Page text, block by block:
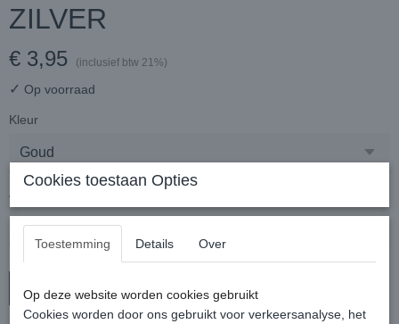
ZILVER
€ 3,95 (inclusief btw 21%)
✓ Op voorraad
Kleur
Aantal
In winkelwagen
Cookies toestaan Opties
Toestemming Details Over
Op deze website worden cookies gebruikt
Cookies worden door ons gebruikt voor verkeersanalyse, het